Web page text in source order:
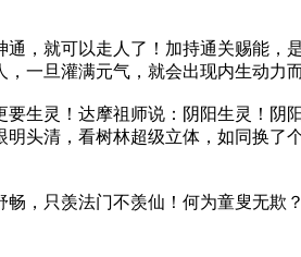
就可以走人了！加持通关赐能，
一旦灌满元气，就会出现内生动力而
灵！达摩祖师说：阴阳生灵！阴
头清，看树林超级立体，如同换了
只羡法门不羡仙！何为童叟无欺